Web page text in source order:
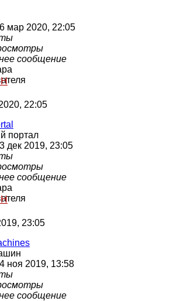
мар 2020, 22:05
сообщение
22:05
портал
дек 2019, 23:05
сообщение
23:05
ноя 2019, 13:58
сообщение